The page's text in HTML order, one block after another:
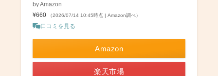
by Amazon
¥660
（2026/07/14 10:45時点 | Amazon調べ）
口コミを見る
Amazon
楽天市場